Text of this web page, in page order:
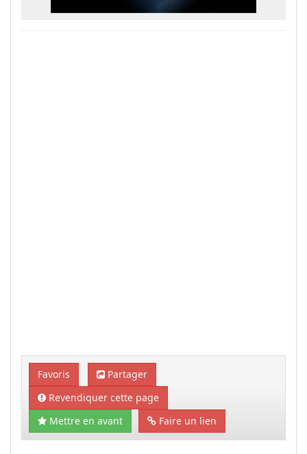
Favoris
Partager
Revendiquer cette page
Mettre en avant
Faire un lien